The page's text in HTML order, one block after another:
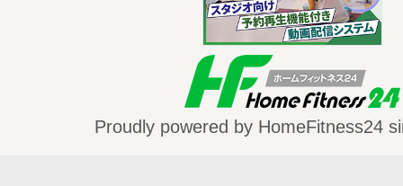
http://home-fitness24.jp/7406
Proudly powered by HomeFitness24